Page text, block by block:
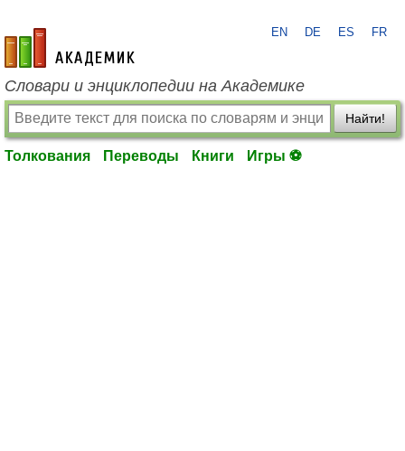
academic.ru
EN DE ES FR
Словари и энциклопедии на Академике
Найти!
Толкования Переводы Книги Игры ⚽